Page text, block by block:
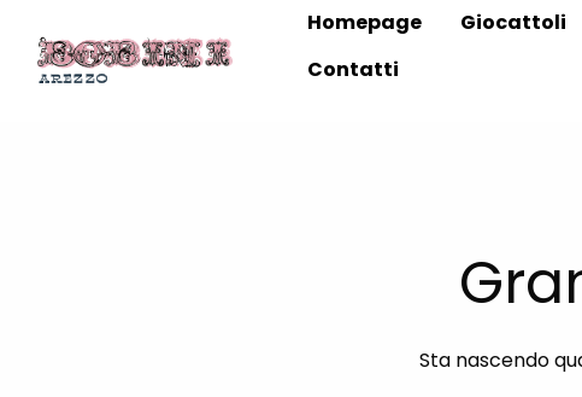
Homepage Giocattoli
Contatti
Sta nascendo